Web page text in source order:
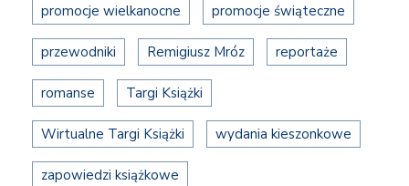
promocje wielkanocne promocje świąteczne
przewodniki Remigiusz Mróz reportaże
romanse Targi Książki
Wirtualne Targi Książki wydania kieszonkowe
zapowiedzi książkowe